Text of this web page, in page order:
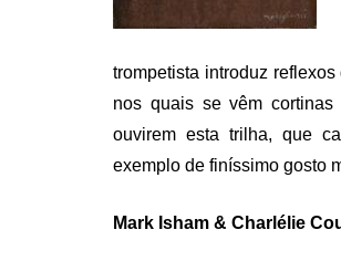
trompetista introduz
nos quais se vêm
ouvirem esta trilha, que
exemplo de finíssimo gosto
Mark Isham & Charlélie